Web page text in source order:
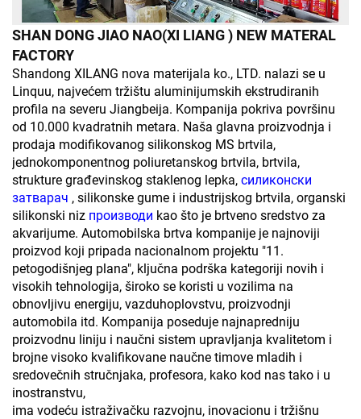
SHAN DONG JIAO NAO(XI LIANG ) NEW MATERAL
FACTORY
Shandong XILANG nova materijala ko., LTD. nalazi se u
Linquu, najvećem tržištu aluminijumskih ekstrudiranih
profila na severu Jiangbeija. Kompanija pokriva površinu
od 10.000 kvadratnih metara. Naša glavna proizvodnja i
prodaja modifikovanog silikonskog MS brtvila,
jednokomponentnog poliuretanskog brtvila, brtvila,
strukture građevinskog staklenog lepka, силиконски
затварач , silikonske gume i industrijskog brtvila, organski
silikonski niz производи kao što je brtveno sredstvo za
akvarijume. Automobilska brtva kompanije je najnoviji
proizvod koji pripada nacionalnom projektu "11.
petogodišnjeg plana", ključna podrška kategoriji novih i
visokih tehnologija, široko se koristi u vozilima na
obnovljivu energiju, vazduhoplovstvu, proizvodnji
automobila itd. Kompanija poseduje najnapredniju
proizvodnu liniju i naučni sistem upravljanja kvalitetom i
brojne visoko kvalifikovane naučne timove mladih i
sredovečnih stručnjaka, profesora, kako kod nas tako i u
inostranstvu,
ima vodeću istraživačku razvojnu, inovacionu i tržišnu